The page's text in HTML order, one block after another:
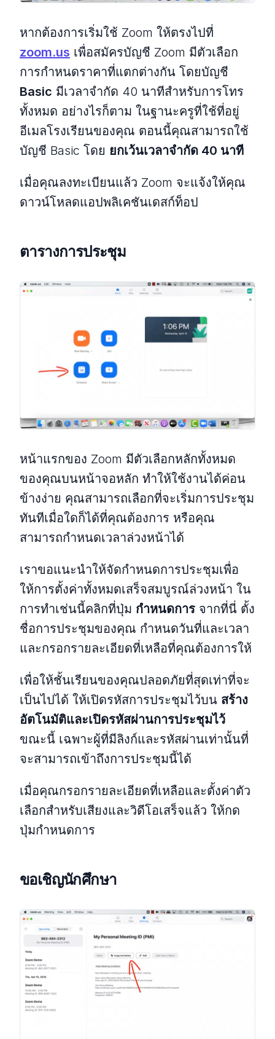
หากต้องการเริ่มใช้ Zoom ให้ตรงไปที่
zoom.us เพื่อสมัครบัญชี Zoom มีตัวเลือก
การกำหนดราคาที่แตกต่างกัน โดยบัญชี
Basic มีเวลาจำกัด 40 นาทีสำหรับการโทร
ทั้งหมด อย่างไรก็ตาม ในฐานะครูที่ใช้ที่อยู่
อีเมลโรงเรียนของคุณ ตอนนี้คุณสามารถใช้
บัญชี Basic โดย ยกเว้นเวลาจำกัด 40 นาที
เมื่อคุณลงทะเบียนแล้ว Zoom จะแจ้งให้คุณ
ดาวน์โหลดแอปพลิเคชันเดสก์ท็อป
ตารางการประชุม
หน้าแรกของ Zoom มีตัวเลือกหลักทั้งหมด
ของคุณบนหน้าจอหลัก ทำให้ใช้งานได้ค่อน
ข้างง่าย คุณสามารถเลือกที่จะเริ่มการประชุม
ทันทีเมื่อใดก็ได้ที่คุณต้องการ หรือคุณ
สามารถกำหนดเวลาล่วงหน้าได้
เราขอแนะนำให้จัดกำหนดการประชุมเพื่อ
ให้การตั้งค่าทั้งหมดเสร็จสมบูรณ์ล่วงหน้า ใน
การทำเช่นนี้คลิกที่ปุ่ม กำหนดการ จากที่นี่ ตั้ง
ชื่อการประชุมของคุณ กำหนดวันที่และเวลา
และกรอกรายละเอียดที่เหลือที่คุณต้องการให้
เพื่อให้ชั้นเรียนของคุณปลอดภัยที่สุดเท่าที่จะ
เป็นไปได้ ให้เปิดรหัสการประชุมไว้บน สร้าง
อัตโนมัติและเปิดรหัสผ่านการประชุมไว้
ขณะนี้ เฉพาะผู้ที่มีลิงก์และรหัสผ่านเท่านั้นที่
จะสามารถเข้าถึงการประชุมนี้ได้
เมื่อคุณกรอกรายละเอียดที่เหลือและตั้งค่าตัว
เลือกสำหรับเสียงและวิดีโอเสร็จแล้ว ให้กด
ปุ่มกำหนดการ
ขอเชิญนักศึกษา